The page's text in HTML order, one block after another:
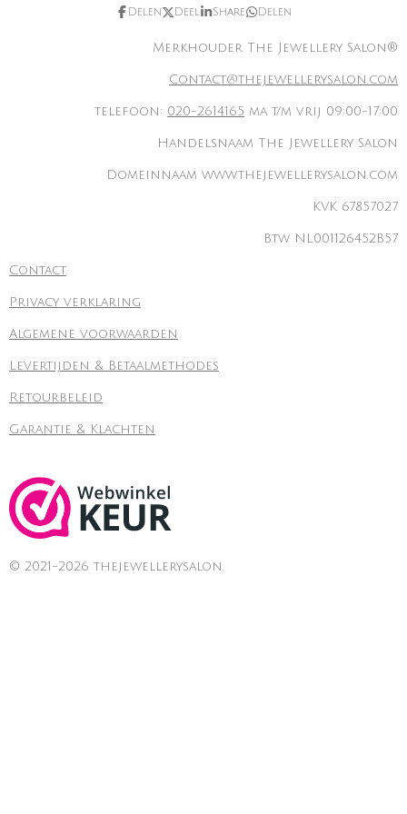
Delen Deel Share Delen
Merkhouder The Jewellery Salon®
Contact@thejewellerysalon.com
telefoon: 020-2614165 ma t/m vrij 09:00-17:00
Handelsnaam The Jewellery Salon
Domeinnaam www.thejewellerysalon.com
KVK 67857027
Btw NL001126452B57
Contact
Privacy verklaring
Algemene voorwaarden
Levertijden & Betaalmethodes
Retourbeleid
Garantie & Klachten
© 2021-2026 thejewellerysalon.